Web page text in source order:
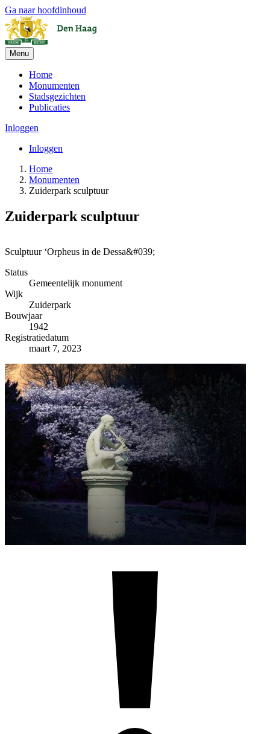
Ga naar hoofdinhoud
Menu
Home
Monumenten
Stadsgezichten
Publicaties
Inloggen
Inloggen
Home
Monumenten
Zuiderpark sculptuur
Zuiderpark sculptuur
+
−
Sculptuur ‘Orpheus in de Dessa&#039;
Status
Gemeentelijk monument
Wijk
Zuiderpark
Bouwjaar
1942
Registratiedatum
maart 7, 2023